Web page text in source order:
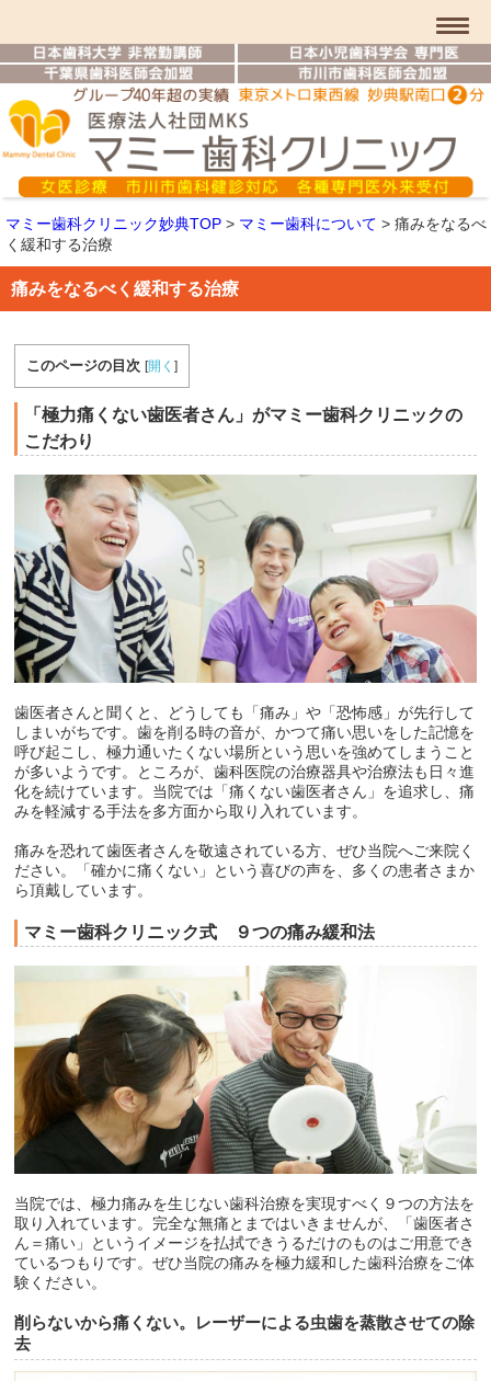
マミー歯科クリニック妙典TOP > マミー歯科について > 痛みをなるべ
く緩和する治療
痛みをなるべく緩和する治療
このページの目次 [開く]
「極力痛くない歯医者さん」がマミー歯科クリニックの
こだわり
歯医者さんと聞くと、どうしても「痛み」や「恐怖感」が先行して
しまいがちです。歯を削る時の音が、かつて痛い思いをした記憶を
呼び起こし、極力通いたくない場所という思いを強めてしまうこと
が多いようです。ところが、歯科医院の治療器具や治療法も日々進
化を続けています。当院では「痛くない歯医者さん」を追求し、痛
みを軽減する手法を多方面から取り入れています。
痛みを恐れて歯医者さんを敬遠されている方、ぜひ当院へご来院く
ださい。「確かに痛くない」という喜びの声を、多くの患者さまか
ら頂戴しています。
マミー歯科クリニック式 ９つの痛み緩和法
当院では、極力痛みを生じない歯科治療を実現すべく９つの方法を
取り入れています。完全な無痛とまではいきませんが、「歯医者さ
ん＝痛い」というイメージを払拭できうるだけのものはご用意でき
ているつもりです。ぜひ当院の痛みを極力緩和した歯科治療をご体
験ください。
削らないから痛くない。レーザーによる虫歯を蒸散させての除
去